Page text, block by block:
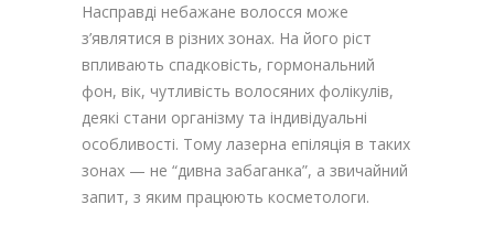
Насправді небажане волосся може
з’являтися в різних зонах. На його ріст
впливають спадковість, гормональний
фон, вік, чутливість волосяних фолікулів,
деякі стани організму та індивідуальні
особливості. Тому лазерна епіляція в таких
зонах — не “дивна забаганка”, а звичайний
запит, з яким працюють косметологи.